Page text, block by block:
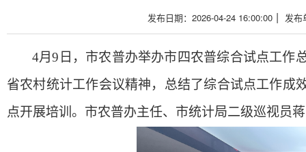
发布日期：2026-04-24 16:00:00 | 发布
4月9 日，市农普办举办市四农普综合试点工作
省农村统计工作会议精神，总结了综合试点工作成
点开展培训。市农普办主任、市统计局二级巡视员